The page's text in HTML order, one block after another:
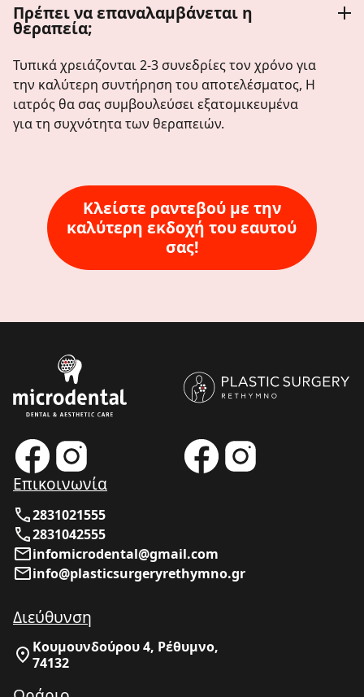
Πρέπει να επαναλαμβάνεται η
θεραπεία;
Τυπικά χρειάζονται 2-3 συνεδρίες τον χρόνο για
την καλύτερη συντήρηση του αποτελέσματος, Η
ιατρός θα σας συμβουλεύσει εξατομικευμένα
για τη συχνότητα των θεραπειών.
Κλείστε ραντεβού με την
καλύτερη εκδοχή του εαυτού
σας!
Επικοινωνία
2831021555
2831042555
infomicrodental@gmail.com
info@plasticsurgeryrethymno.gr
Διεύθυνση
Κουμουνδούρου 4, Ρέθυμνο,
74132